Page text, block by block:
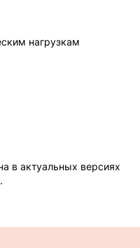
нагрузкам
в актуальных версиях